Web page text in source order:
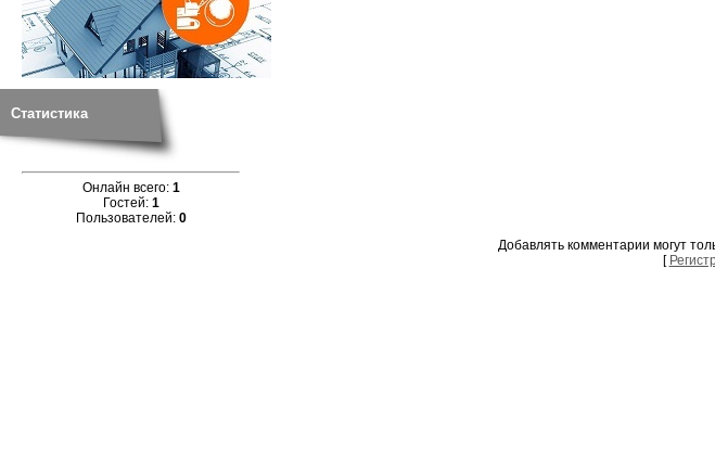
Статистика
Онлайн всего: 1
Гостей: 1
Пользователей: 0
Добавлять комментарии могут
[